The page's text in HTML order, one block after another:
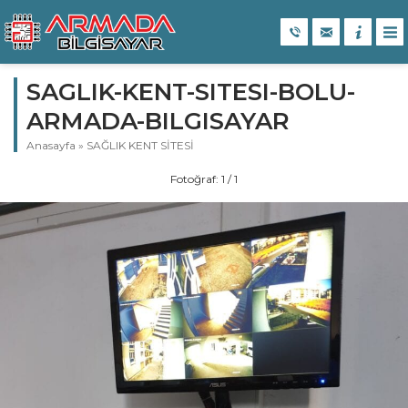
SAGLIK-KENT-SITESI-BOLU-
ARMADA-BILGISAYAR
Anasayfa » SAĞLIK KENT SİTESİ
Fotoğraf: 1 / 1